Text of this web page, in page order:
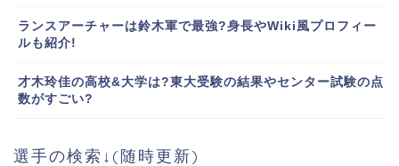
ランスアーチャーは鈴木軍で最強?身長やWiki風プロフィー
ルも紹介!
才木玲佳の高校&大学は?東大受験の結果やセンター試験の点
数がすごい?
選手の検索↓(随時更新)